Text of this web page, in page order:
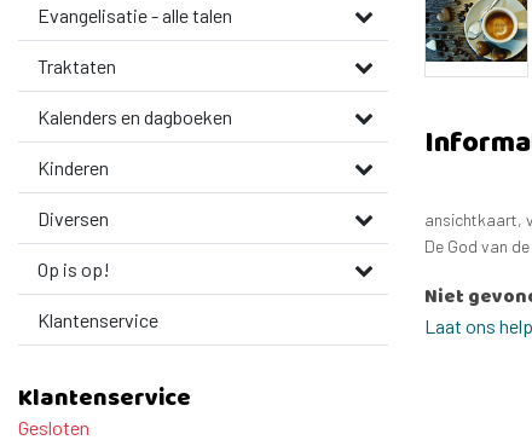
Evangelisatie - alle talen
Traktaten
Kalenders en dagboeken
Kinderen
Diversen
Op is op!
Klantenservice
Klantenservice
Gesloten
ansichtkaart,
De God van
Niet
Laat ons